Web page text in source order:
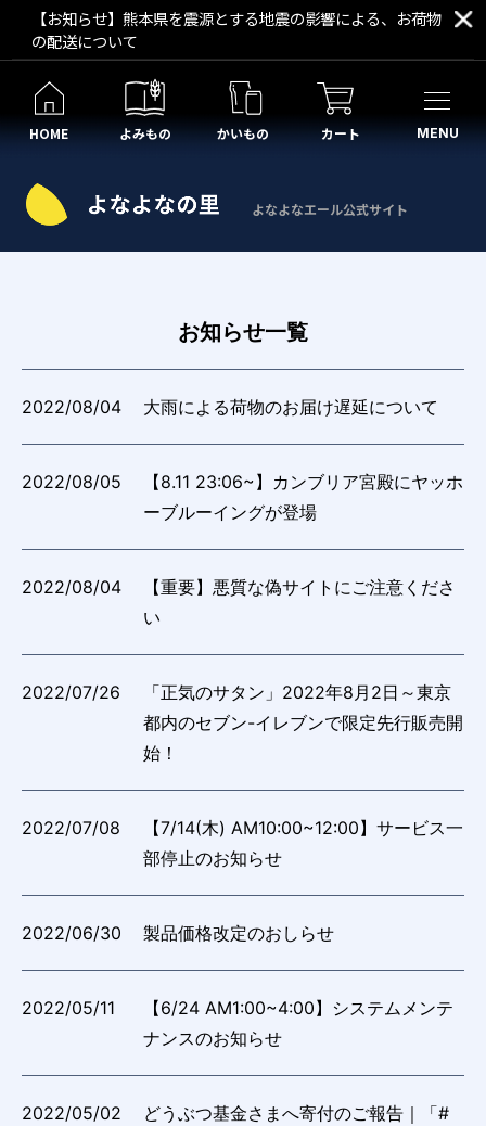
【お知らせ】熊本県を震源とする地震の影響による、お荷物
の配送について
HOME よみもの かいもの カート MENU
よなよなエール公式サイト
お知らせ一覧
2022/08/04 大雨による荷物のお届け遅延について
2022/08/05
【8.11 23:06~】カンブリア宮殿にヤッホ
ーブルーイングが登場
2022/08/04
【重要】悪質な偽サイトにご注意くださ
い
2022/07/26
「正気のサタン」2022年8月2日～東京
都内のセブン-イレブンで限定先行販売開
始！
2022/07/08
【7/14(木) AM10:00~12:00】サービス一
部停止のお知らせ
2022/06/30 製品価格改定のおしらせ
2022/05/11
【6/24 AM1:00~4:00】システムメンテ
ナンスのお知らせ
2022/05/02
どうぶつ基金さまへ寄付のご報告｜「#